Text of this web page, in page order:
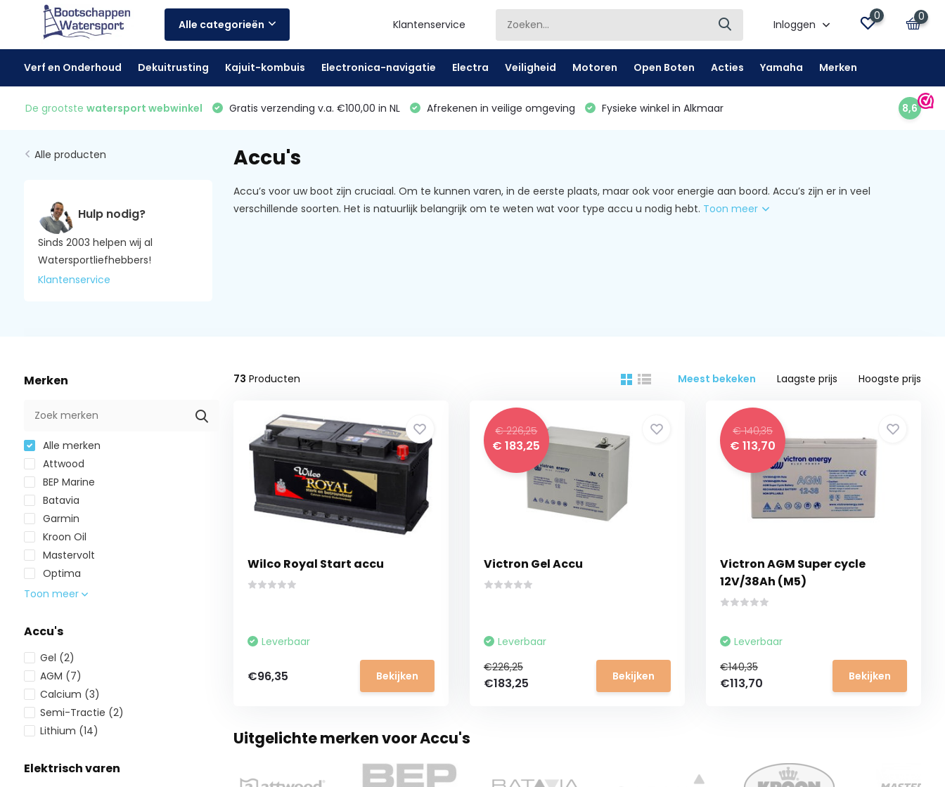
Alle categorieën Klantenservice Inloggen
0 0
Verf en Onderhoud Dekuitrusting Kajuit-kombuis Electronica-navigatie Electra Veiligheid Motoren Open Boten Acties Yamaha Merken
De grootste watersport webwinkel Gratis verzending v.a. €100,00 in NL Afrekenen in veilige omgeving Fysieke winkel in Alkmaar 8,6
Alle producten
Hulp nodig?
Sinds 2003 helpen wij al
Watersportliefhebbers!
Klantenservice
Accu's
Accu’s voor uw boot zijn cruciaal. Om te kunnen varen, in de eerste plaats, maar ook voor energie aan boord. Accu’s zijn er in veel
verschillende soorten. Het is natuurlijk belangrijk om te weten wat voor type accu u nodig hebt. Toon meer
Merken
Alle merken
Attwood
BEP Marine
Batavia
Garmin
Kroon Oil
Mastervolt
Optima
Toon meer
Accu's
Gel (2)
AGM (7)
Calcium (3)
Semi-Tractie (2)
Lithium (14)
Elektrisch varen
73 Producten Meest bekeken Laagste prijs Hoogste prijs
Wilco Royal Start accu
Leverbaar
€96,35 Bekijken
€ 226,25
€ 183,25
Victron Gel Accu
Leverbaar
€226,25
€183,25 Bekijken
€ 140,35
€ 113,70
Victron AGM Super cycle
12V/38Ah (M5)
Leverbaar
€140,35
€113,70 Bekijken
Uitgelichte merken voor Accu's